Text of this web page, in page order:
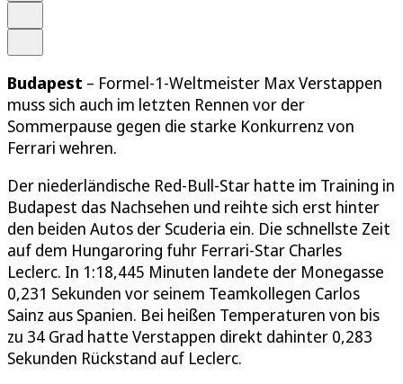
Budapest – Formel-1-Weltmeister Max Verstappen
muss sich auch im letzten Rennen vor der
Sommerpause gegen die starke Konkurrenz von
Ferrari wehren.
Der niederländische Red-Bull-Star hatte im Training in
Budapest das Nachsehen und reihte sich erst hinter
den beiden Autos der Scuderia ein. Die schnellste Zeit
auf dem Hungaroring fuhr Ferrari-Star Charles
Leclerc. In 1:18,445 Minuten landete der Monegasse
0,231 Sekunden vor seinem Teamkollegen Carlos
Sainz aus Spanien. Bei heißen Temperaturen von bis
zu 34 Grad hatte Verstappen direkt dahinter 0,283
Sekunden Rückstand auf Leclerc.